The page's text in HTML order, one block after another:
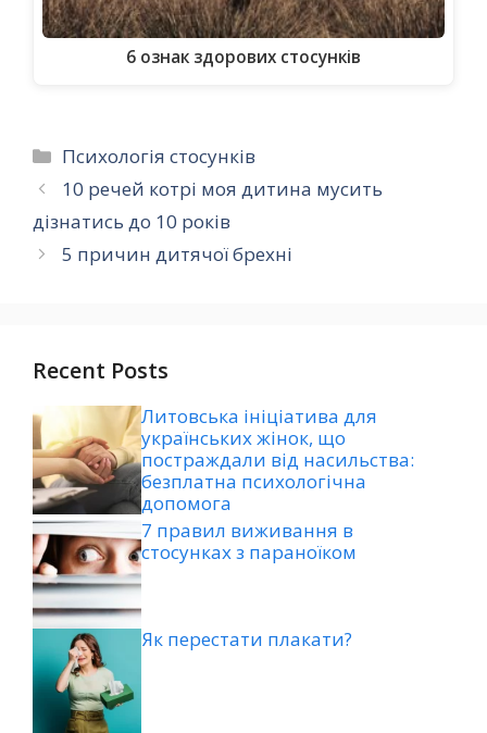
6 ознак здорових стосунків
Категорії
Психологія стосунків
10 речей котрі моя дитина мусить
дізнатись до 10 років
5 причин дитячої брехні
Recent Posts
Литовська ініціатива для
українських жінок, що
постраждали від насильства:
безплатна психологічна
допомога
7 правил виживання в
стосунках з параноїком
Як перестати плакати?